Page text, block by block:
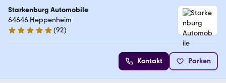
Starkenburg Automobile
64646 Heppenheim
5 Sterne
(92)
Kontakt Parken